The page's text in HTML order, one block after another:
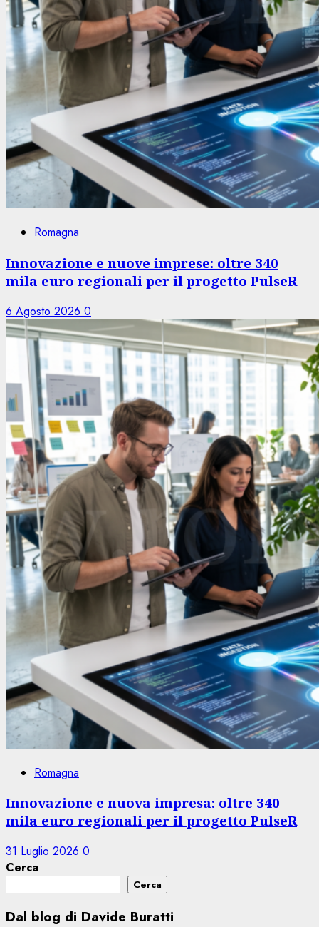
Romagna
Innovazione e nuove imprese: oltre 340
mila euro regionali per il progetto PulseR
6 Agosto 2026 0
Romagna
Innovazione e nuova impresa: oltre 340
mila euro regionali per il progetto PulseR
31 Luglio 2026 0
Cerca
Cerca
Dal blog di Davide Buratti